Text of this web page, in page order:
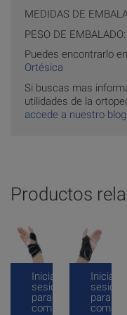
MEDIDAS DE
PESO DE
Puedes encontrarlo
Ortésica
Si buscas mas
utilidades de la
accede a nuestro blog
Productos
Inicia
sesión
para
comprar
Inicia
sesión
para
comprar